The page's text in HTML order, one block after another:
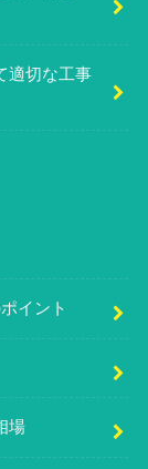
適切な工事
イント
場